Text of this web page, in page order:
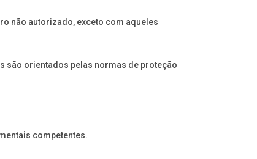
não autorizado, exceto com aqueles
são orientados pelas normas de proteção
competentes.